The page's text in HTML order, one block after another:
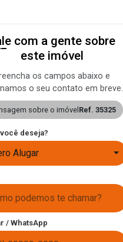
com a gente sobre
este imóvel
os campos abaixo e
o seu contato em breve.
sobre o imóvel Ref. 35325
deseja?
Alugar
/ WhatsApp